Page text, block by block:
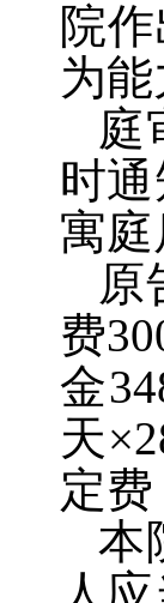
院作
为
庭
时
寓
原
费
金
天
定费
本